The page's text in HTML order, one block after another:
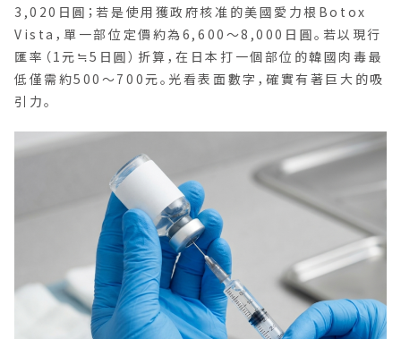
3,020日圓；若是使用獲政府核准的美國愛力根Botox
Vista，單一部位定價約為6,600～8,000日圓。若以現行
匯率（1元≒5日圓）折算，在日本打一個部位的韓國肉毒最
低僅需約500～700元。光看表面數字，確實有著巨大的吸
引力。